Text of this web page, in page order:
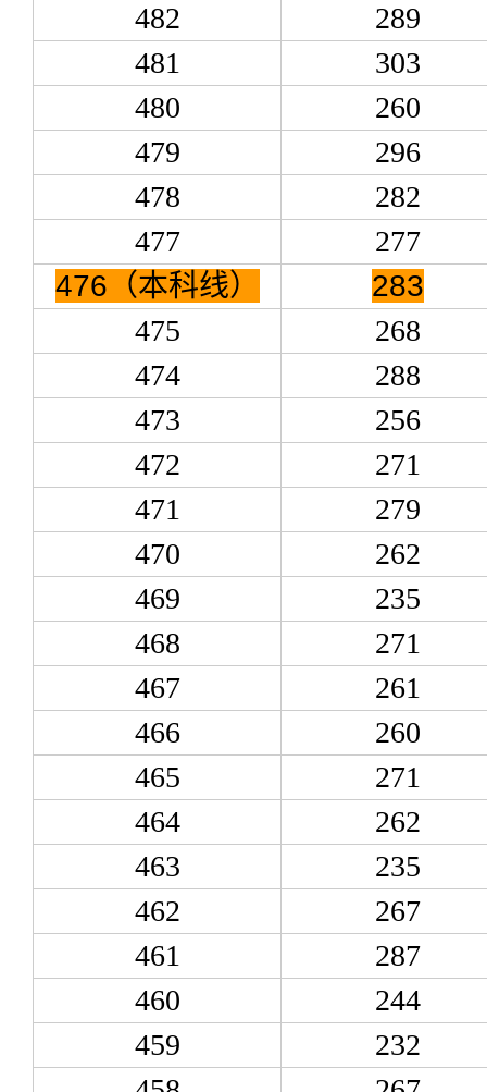
482
289
481
303
480
260
479
296
478
282
477
277
476（本科线）
283
475
268
474
288
473
256
472
271
471
279
470
262
469
235
468
271
467
261
466
260
465
271
464
262
463
235
462
267
461
287
460
244
459
232